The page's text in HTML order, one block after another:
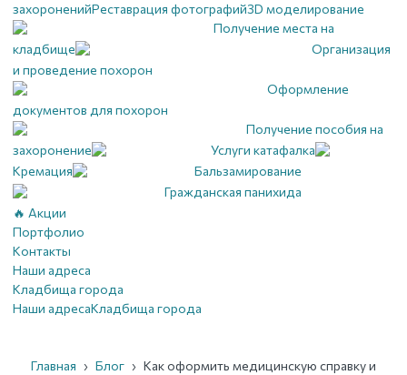
захороненийРеставрация фотографий3D моделирование
Получение места на
кладбище
Организация
и проведение похорон
Оформление
документов для похорон
Получение пособия на
захоронение
Услуги катафалка
Кремация
Бальзамирование
Гражданская панихида
🔥 Акции
Портфолио
Контакты
Наши адреса
Кладбища города
Наши адресаКладбища города
Главная › Блог › Как оформить медицинскую справку и